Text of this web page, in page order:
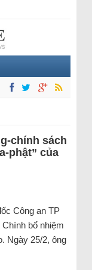
chính sách
phật” của
Công an TP
bổ nhiệm
Ngày 25/2, ông